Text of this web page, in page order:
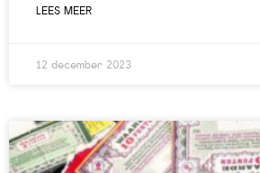
LEES MEER
12 december 2023